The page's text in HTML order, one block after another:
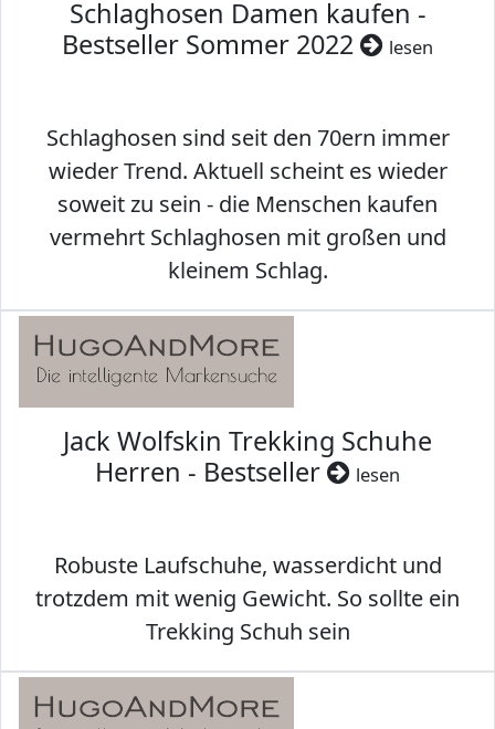
Schlaghosen Damen kaufen -
Bestseller Sommer 2022
lesen
Schlaghosen sind seit den 70ern immer
wieder Trend. Aktuell scheint es wieder
soweit zu sein - die Menschen kaufen
vermehrt Schlaghosen mit großen und
kleinem Schlag.
Jack Wolfskin Trekking Schuhe
Herren - Bestseller
lesen
Robuste Laufschuhe, wasserdicht und
trotzdem mit wenig Gewicht. So sollte ein
Trekking Schuh sein